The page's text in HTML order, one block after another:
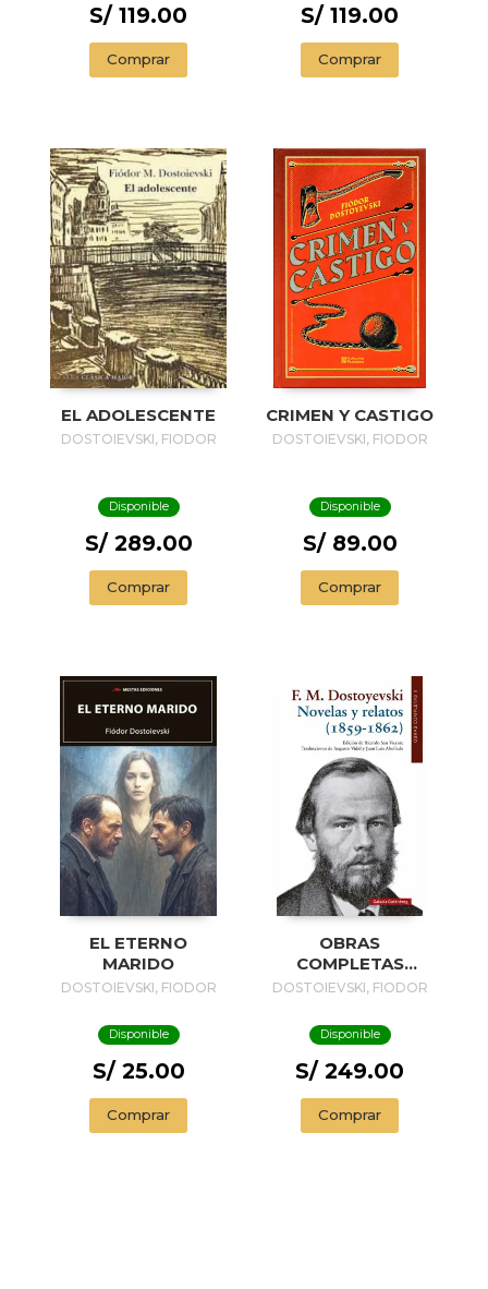
S/ 119.00
Comprar
S/ 119.00
Comprar
EL ADOLESCENTE
DOSTOIEVSKI, FIODOR
Disponible
S/ 289.00
Comprar
CRIMEN Y CASTIGO
DOSTOIEVSKI, FIODOR
Disponible
S/ 89.00
Comprar
EL ETERNO
MARIDO
DOSTOIEVSKI, FIODOR
Disponible
S/ 25.00
Comprar
OBRAS
COMPLETAS
DOSTOIEVSKI
Y RELATOS (1859-
1862)
DOSTOIEVSKI, FIODOR
Disponible
S/ 249.00
Comprar